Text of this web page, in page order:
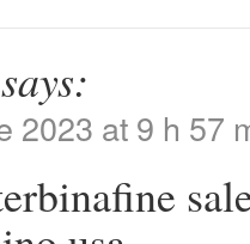
says:
2023 at 9 h 57